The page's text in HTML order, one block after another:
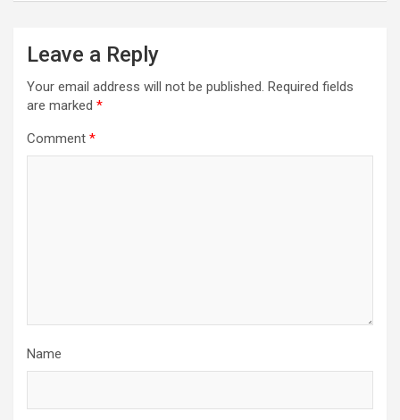
Leave a Reply
Your email address will not be published. Required fields
are marked *
Comment *
Name